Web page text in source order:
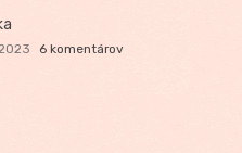
6 komentárov